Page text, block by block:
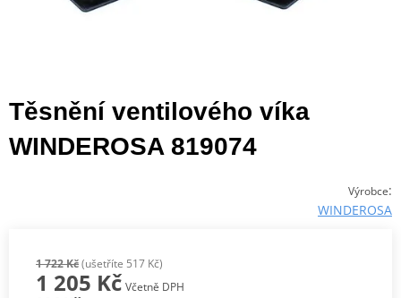
Těsnění ventilového víka
WINDEROSA 819074
Výrobce:
WINDEROSA
1 722 Kč(ušetříte 517 Kč)
1 205 Kč Včetně DPH